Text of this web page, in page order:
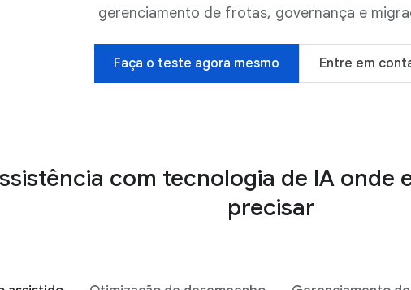
gerenciamento de frotas, governança e
Faça o teste agora mesmo Entre em
com tecnologia de IA onde
precisar